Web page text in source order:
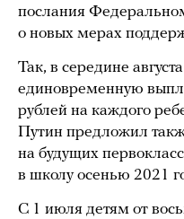
послания
о новых мерах
Так, в середине
единовременную
рублей на каждого
Путин предложил
на будущих
в школу осенью 2021
С 1 июля детям от